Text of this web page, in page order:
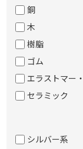
銅
木
樹脂
ゴム
エラストマー
セラミック
シルバー系